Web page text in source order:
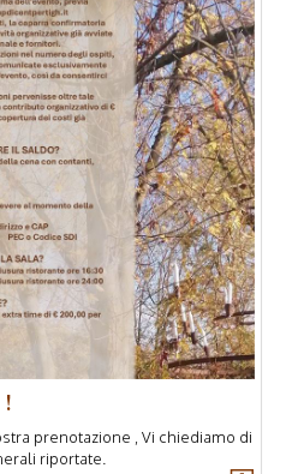
!
prenotazione , Vi chiediamo di
riportate.